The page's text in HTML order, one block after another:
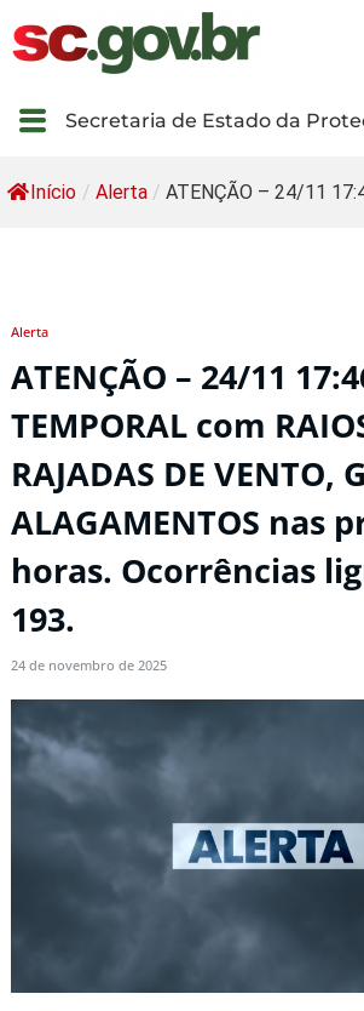
Secretaria de Estado da
Início / Alerta / ATENÇÃO – 24/11
Alerta
ATENÇÃO – 24/11
TEMPORAL com
RAJADAS DE VENTO,
ALAGAMENTOS nas
horas. Ocorrências
193.
24 de novembro de 2025